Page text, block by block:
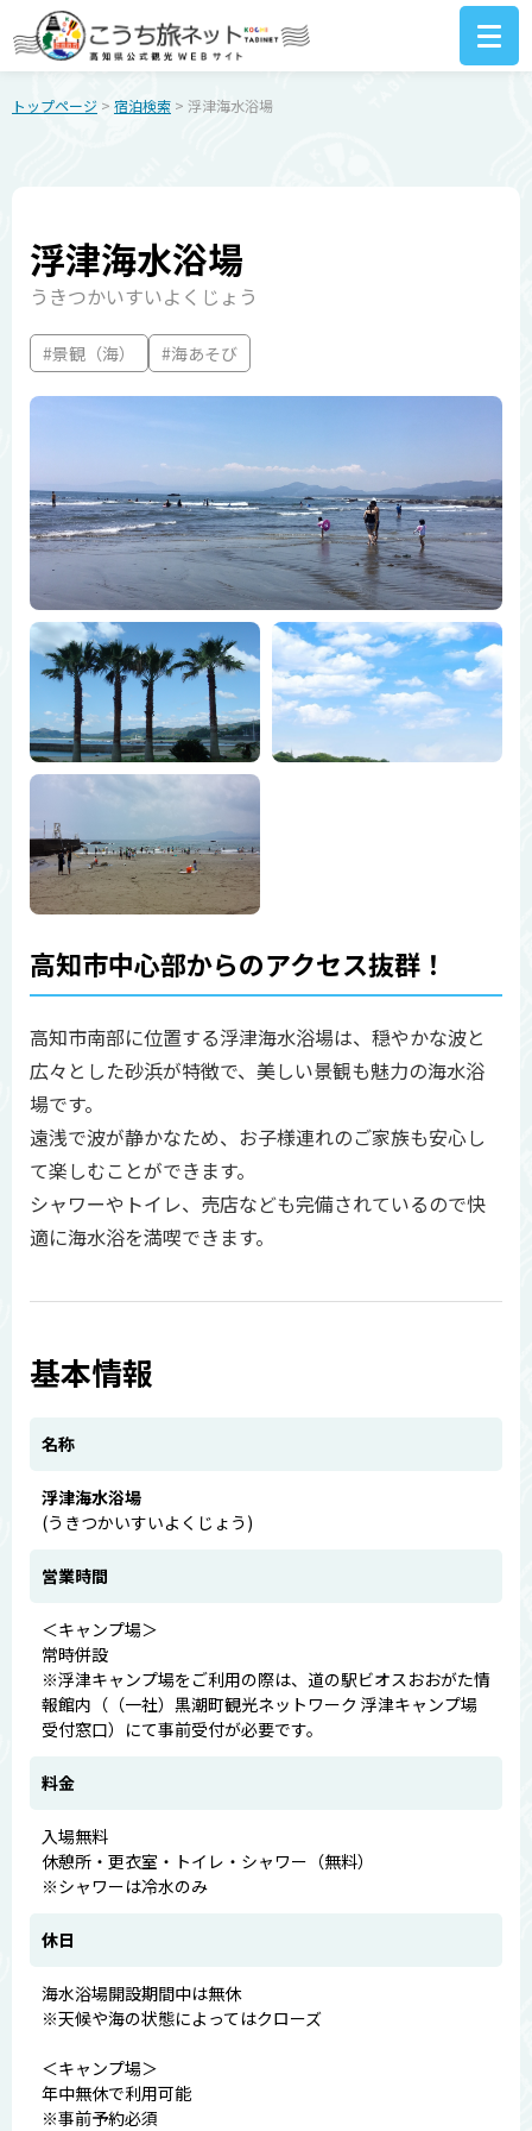
トップページ > 宿泊検索 > 浮津海水浴場
浮津海水浴場
うきつかいすいよくじょう
#景観（海） #海あそび
高知市中心部からのアクセス抜群！
高知市南部に位置する浮津海水浴場は、穏やかな波と
広々とした砂浜が特徴で、美しい景観も魅力の海水浴
場です。
遠浅で波が静かなため、お子様連れのご家族も安心し
て楽しむことができます。
シャワーやトイレ、売店なども完備されているので快
適に海水浴を満喫できます。
基本情報
名称
浮津海水浴場
(うきつかいすいよくじょう)
営業時間
＜キャンプ場＞
常時併設
※浮津キャンプ場をご利用の際は、道の駅ビオスおおがた情
報館内（（一社）黒潮町観光ネットワーク 浮津キャンプ場
受付窓口）にて事前受付が必要です。
料金
入場無料
休憩所・更衣室・トイレ・シャワー（無料）
※シャワーは冷水のみ
休日
海水浴場開設期間中は無休
※天候や海の状態によってはクローズ
＜キャンプ場＞
年中無休で利用可能
※事前予約必須